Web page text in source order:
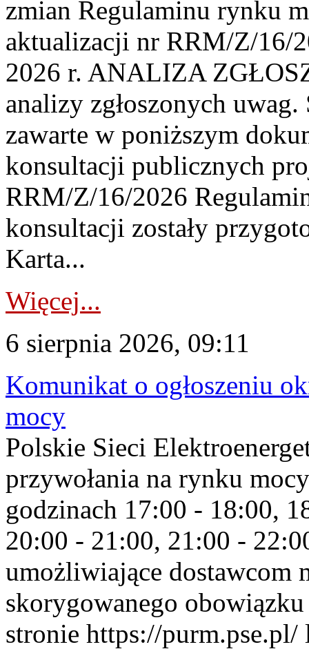
zmian Regulaminu rynku
aktualizacji nr RRM/Z/16/
2026 r. ANALIZA
analizy zgłoszonych
zawarte w poniższym
konsultacji publicznych
RRM/Z/16/2026
konsultacji zostały
Karta...
Więcej...
6 sierpnia 2026, 09:11
Komunikat o ogłoszeniu
mocy
Polskie Sieci
przywołania na rynku
godzinach 17:00 - 18:00,
20:00 - 21:00, 21:00 -
umożliwiające dostawcom
skorygowanego
stronie https://